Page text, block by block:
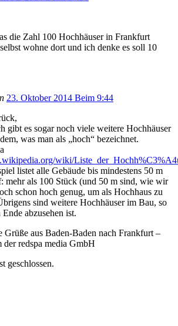
die Zahl 100 Hochhäuser in Frankfurt
wohne dort und ich denke es soll 10
23. Oktober 2014 Beim 9:44
gibt es sogar noch viele weitere Hochhäuser
was man als „hoch“ bezeichnet.
wiki/
listet alle Gebäude bis mindestens 50 m
mehr als 100 Stück (und 50 m sind, wie wir
schon hoch genug, um als Hochhaus zu
sind weitere Hochhäuser im Bau, so
Ende abzusehen ist.
Grüße aus Baden-Baden nach Frankfurt –
der redspa media GmbH
geschlossen.